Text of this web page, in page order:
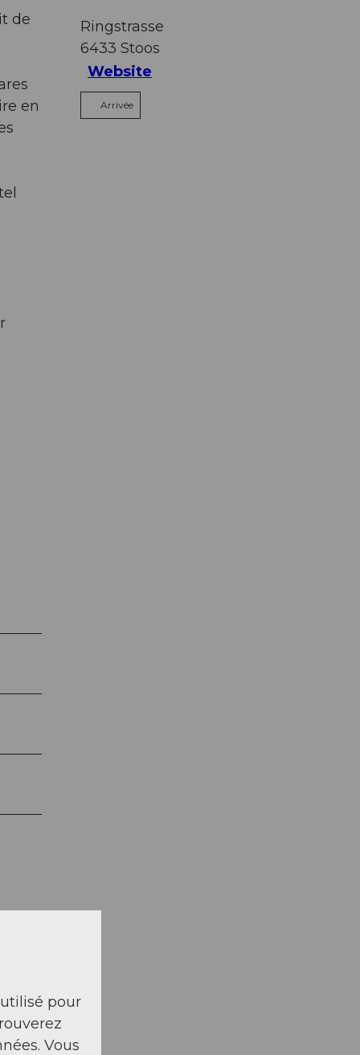
de
en
carte
Ringstrasse
6433 Stoos
Website
Arrivée
pour
Vous